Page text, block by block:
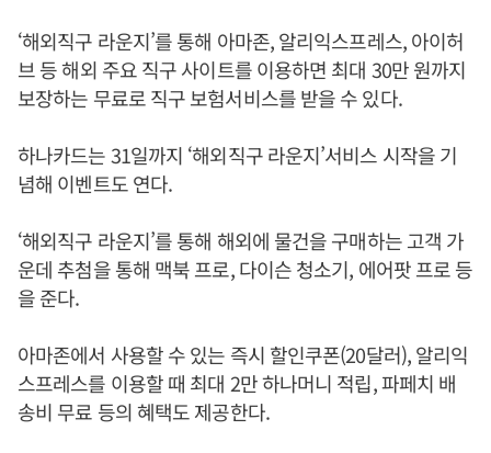
‘해외직구 라운지’를 통해 아마존, 알리익스프레스, 아이허
브 등 해외 주요 직구 사이트를 이용하면 최대 30만 원까지
보장하는 무료로 직구 보험서비스를 받을 수 있다.
하나카드는 31일까지 ‘해외직구 라운지’서비스 시작을 기
념해 이벤트도 연다.
‘해외직구 라운지’를 통해 해외에 물건을 구매하는 고객 가
운데 추첨을 통해 맥북 프로, 다이슨 청소기, 에어팟 프로 등
을 준다.
아마존에서 사용할 수 있는 즉시 할인쿠폰(20달러), 알리익
스프레스를 이용할 때 최대 2만 하나머니 적립, 파페치 배
송비 무료 등의 혜택도 제공한다.